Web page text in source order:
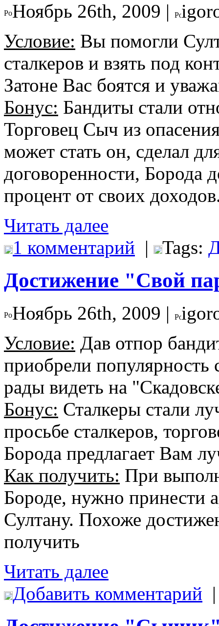
Ноябрь 26th, 2009 |
Условие: Вы помогли
сталкеров и взять под
Затоне Вас боятся и
Бонус: Бандиты стали
Торговец Сыч из
может стать он, сделал
договоренности, Борода
процент от своих
Читать далее
1 комментарий | Tags:
Достижение "Свой
Ноябрь 26th, 2009 |
Условие: Дав отпор
приобрели популярность
рады видеть на
Бонус: Сталкеры стали
просьбе сталкеров,
Борода предлагает Вам
Как получить: При
Бороде, нужно принести
Султану. Похоже
получить
Читать далее
Добавить комментарий